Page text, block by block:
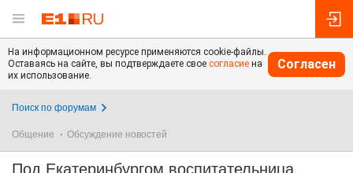
На информационном ресурсе применяются cookie-файлы.
Оставаясь на сайте, вы подтверждаете свое согласие на
их использование.
Согласен
Поиск по форумам
Общение Обсуждение новостей
Под Екатеринбургом воспитательница